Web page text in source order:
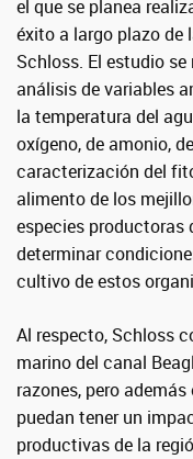
el que se planea
éxito a largo plazo de
Schloss. El estudio
análisis de variables
la temperatura del
oxígeno, de amonio,
caracterización del
alimento de los
especies productoras
determinar
cultivo de estos
Al respecto, Schloss
marino del canal
razones, pero
puedan tener un
productivas de la